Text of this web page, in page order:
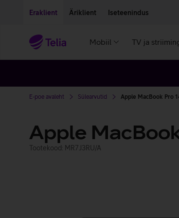
Eraklient Äriklient Iseteenindus
Mobiil TV ja
E-poe avaleht Sülearvutid Apple MacBook Pro
Apple
Tootekood: MR7J3RU/A